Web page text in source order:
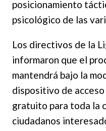
posicionamiento
psicológico de las
Los directivos de la
informaron que el
mantendrá bajo la
dispositivo de
gratuito para toda la
ciudadanos